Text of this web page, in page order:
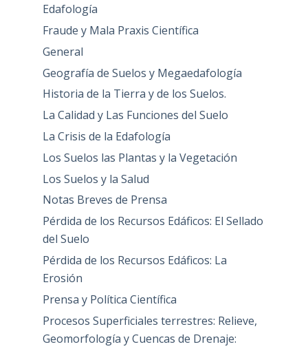
Edafología
Fraude y Mala Praxis Científica
General
Geografía de Suelos y Megaedafología
Historia de la Tierra y de los Suelos.
La Calidad y Las Funciones del Suelo
La Crisis de la Edafología
Los Suelos las Plantas y la Vegetación
Los Suelos y la Salud
Notas Breves de Prensa
Pérdida de los Recursos Edáficos: El Sellado
del Suelo
Pérdida de los Recursos Edáficos: La
Erosión
Prensa y Política Científica
Procesos Superficiales terrestres: Relieve,
Geomorfología y Cuencas de Drenaje: